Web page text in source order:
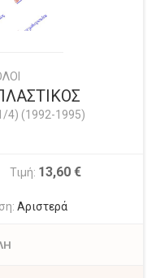
4) (1992-1995)
Τιμή: 13,60 €
Αριστερά